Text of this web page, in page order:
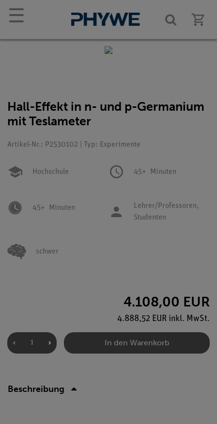
☰
Hall-Effekt in n- und p-Germanium
mit Teslameter
Artikel-Nr.: P2530102 | Typ: Experimente
Hochschule 45+ Minuten
45+ Minuten
Lehrer/Professoren,
Studenten
schwer
4.108,00 EUR
4.888,52 EUR inkl. MwSt.
In den Warenkorb
Beschreibung